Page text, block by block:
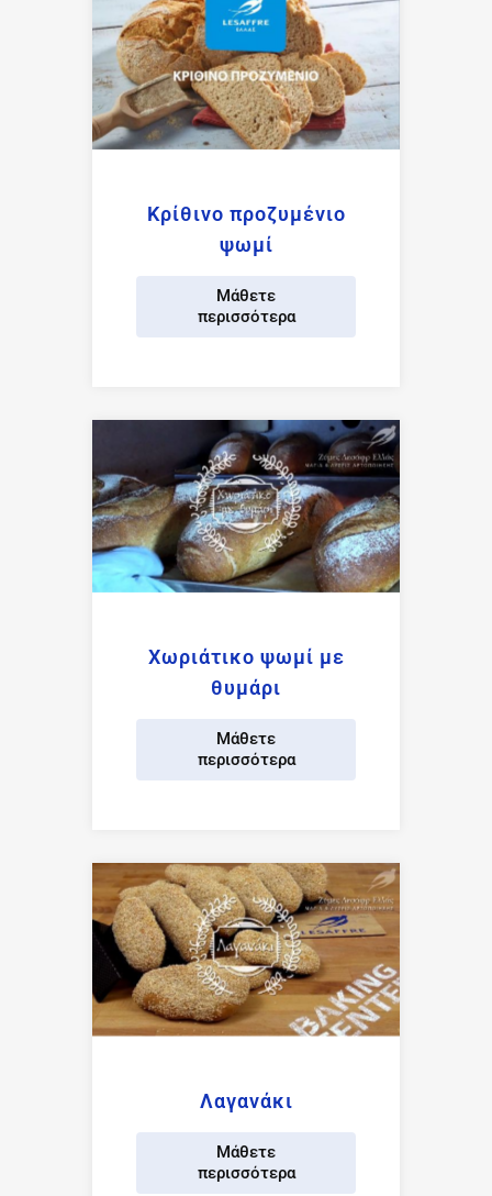
Κρίθινο προζυμένιο
ψωμί
Μάθετε
περισσότερα
Χωριάτικο ψωμί με
θυμάρι
Μάθετε
περισσότερα
Λαγανάκι
Μάθετε
περισσότερα